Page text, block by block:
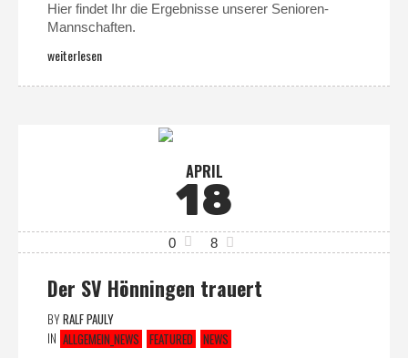
Hier findet Ihr die Ergebnisse unserer Senioren-
Mannschaften.
weiterlesen
APRIL
18
0 8
Der SV Hönningen trauert
BYRALF PAULY
IN ALLGEMEIN_NEWS FEATURED NEWS